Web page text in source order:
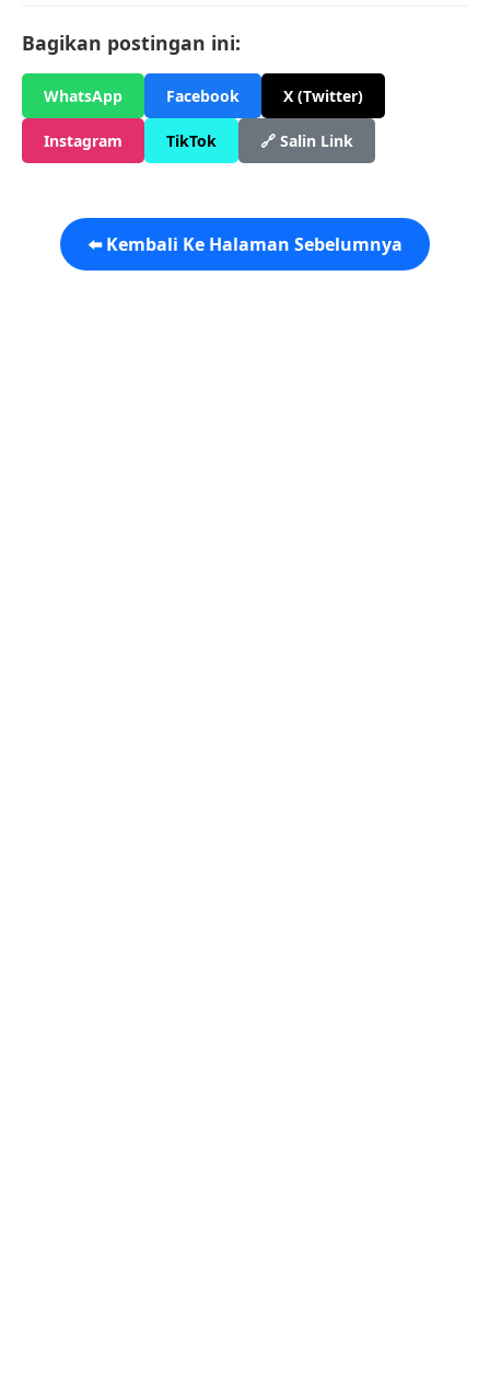
Bagikan postingan ini:
WhatsApp Facebook X (Twitter)
Instagram TikTok 🔗 Salin Link
⬅️ Kembali Ke Halaman Sebelumnya